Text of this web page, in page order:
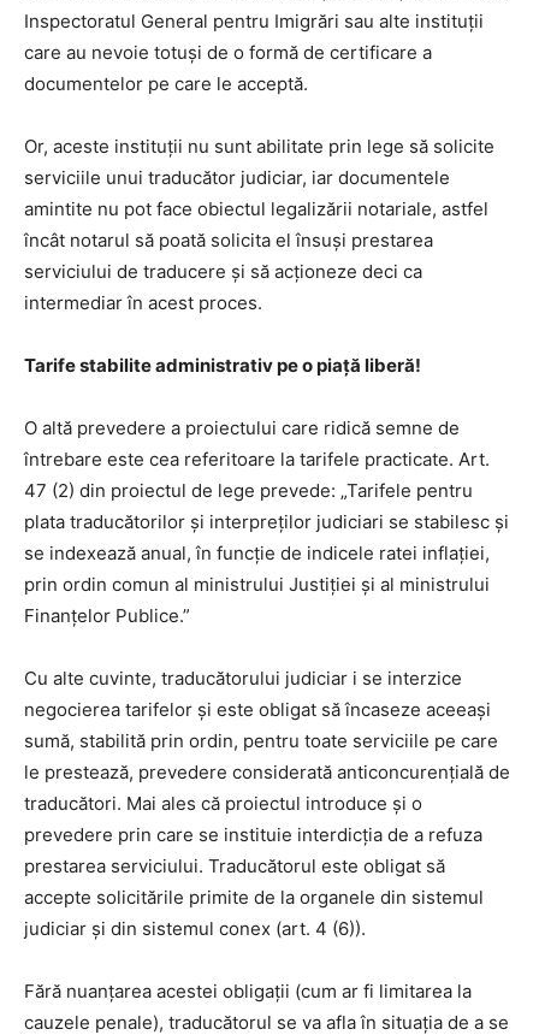
Inspectoratul General pentru Imigrări sau alte instituții
care au nevoie totuși de o formă de certificare a
documentelor pe care le acceptă.
Or, aceste instituții nu sunt abilitate prin lege să solicite
serviciile unui traducător judiciar, iar documentele
amintite nu pot face obiectul legalizării notariale, astfel
încât notarul să poată solicita el însuși prestarea
serviciului de traducere și să acționeze deci ca
intermediar în acest proces.
Tarife stabilite administrativ pe o piaţă liberă!
O altă prevedere a proiectului care ridică semne de
întrebare este cea referitoare la tarifele practicate. Art.
47 (2) din proiectul de lege prevede: „Tarifele pentru
plata traducătorilor şi interpreţilor judiciari se stabilesc şi
se indexează anual, în funcţie de indicele ratei inflaţiei,
prin ordin comun al ministrului Justiţiei şi al ministrului
Finanţelor Publice.”
Cu alte cuvinte, traducătorului judiciar i se interzice
negocierea tarifelor și este obligat să încaseze aceeaşi
sumă, stabilită prin ordin, pentru toate serviciile pe care
le prestează, prevedere considerată anticoncurențială de
traducători. Mai ales că proiectul introduce şi o
prevedere prin care se instituie interdicţia de a refuza
prestarea serviciului. Traducătorul este obligat să
accepte solicitările primite de la organele din sistemul
judiciar și din sistemul conex (art. 4 (6)).
Fără nuanțarea acestei obligații (cum ar fi limitarea la
cauzele penale), traducătorul se va afla în situația de a se